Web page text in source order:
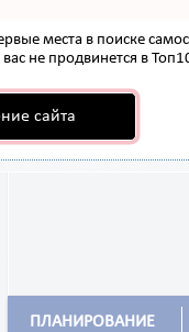
места в поиске
не продвинется в
сайта
ПЛАНИРОВАНИЕ